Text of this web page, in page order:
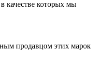
качестве которых мы
продавцом этих марок